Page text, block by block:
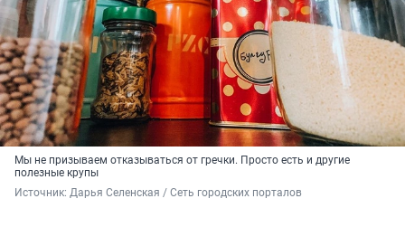
Мы не призываем отказываться от гречки. Просто есть и другие
полезные крупы
Источник: Дарья Селенская / Сеть городских порталов